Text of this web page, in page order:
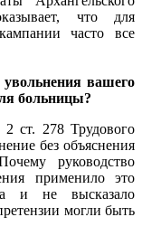
что для
часто все
вашего
больницы?
ст. 278 Трудового
без объяснения
руководство
применило это
и не высказало
могли быть